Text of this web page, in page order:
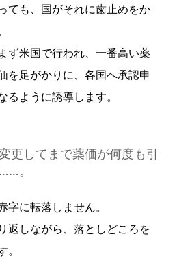
ても、国がそれに歯止めをか
ず米国で行われ、一番高い薬
を足がかりに、各国へ承認申
ように誘導します。
更してまで薬価が何度も引
。
に転落しません。
返しながら、落としどころを